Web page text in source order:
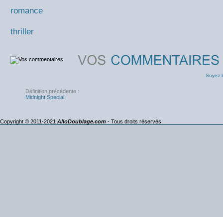
romance
thriller
Soyez
Définition précédente :
Midnight Special
Copyright © 2011-2021 AlloDoublage.com - Tous droits réservés